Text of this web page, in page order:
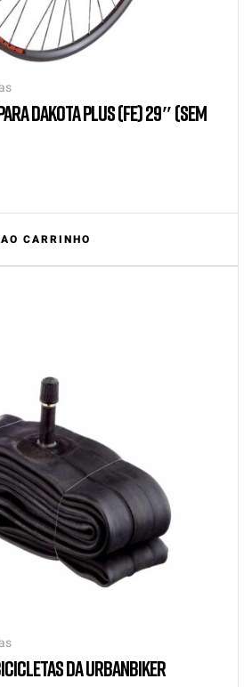
DAKOTA PLUS (FE) 29″ (SEM
CARRINHO
DA URBANBIKER